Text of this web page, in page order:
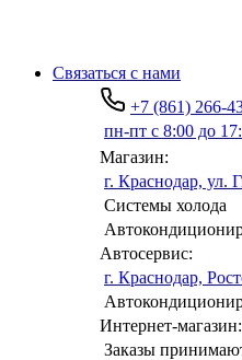
Связаться с нами
+7 (861) 266-
пн-пт с 8:00 до
Магазин:
г. Краснодар, ул.
Системы холода
Автосервис:
г. Краснодар,
Интернет-магазин:
Заказы